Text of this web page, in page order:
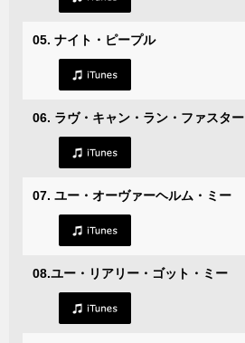
05. ナイト・ピープル
06. ラヴ・キャン・ラン・ファスター
07. ユー・オーヴァーヘルム・ミー
08.ユー・リアリー・ゴット・ミー